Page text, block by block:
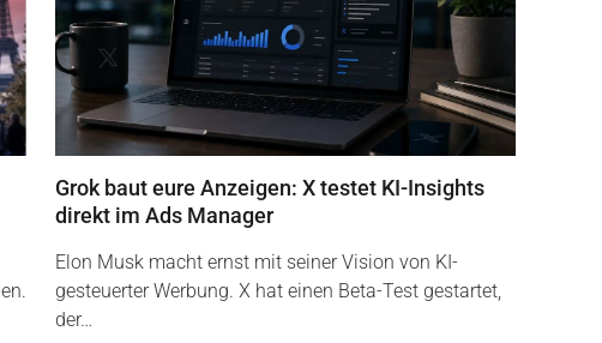
Grok baut eure Anzeigen: X testet KI-Insights
direkt im Ads Manager
Elon Musk macht ernst mit seiner Vision von KI-
gesteuerter Werbung. X hat einen Beta-Test gestartet,
der…